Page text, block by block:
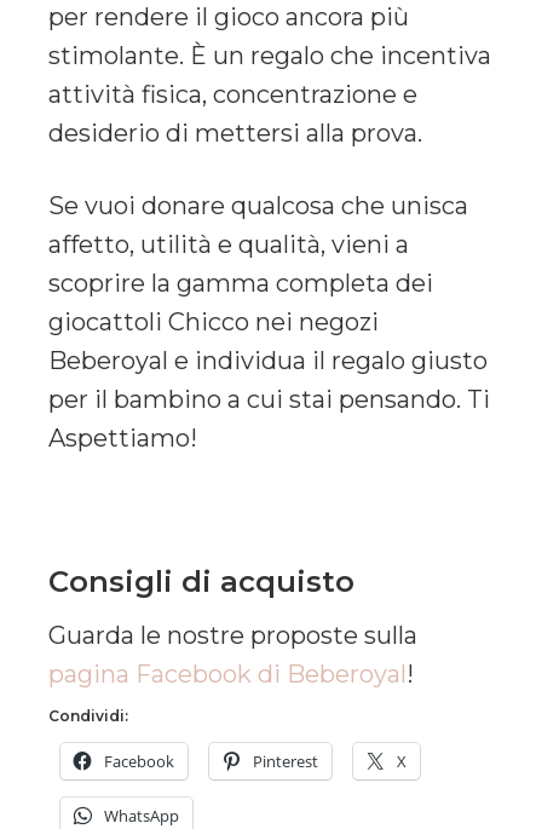
per rendere il gioco ancora più
stimolante. È un regalo che incentiva
attività fisica, concentrazione e
desiderio di mettersi alla prova.
Se vuoi donare qualcosa che unisca
affetto, utilità e qualità, vieni a
scoprire la gamma completa dei
giocattoli Chicco nei negozi
Beberoyal e individua il regalo giusto
per il bambino a cui stai pensando. Ti
Aspettiamo!
Consigli di acquisto
Guarda le nostre proposte sulla
pagina Facebook di Beberoyal!
Condividi:
Facebook Pinterest X
WhatsApp